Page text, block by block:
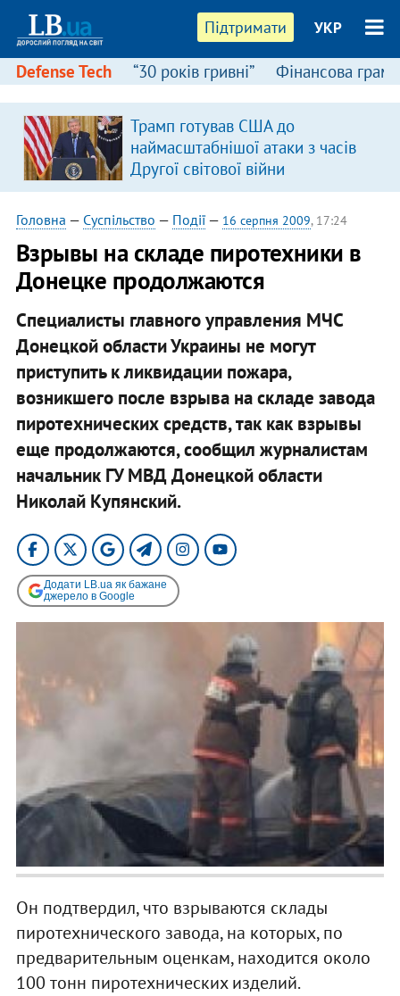
Підтримати УКР
Defense Tech “30 років гривні” Фінансова
Трамп готував США до
наймасштабнішої атаки з часів
Другої світової війни
Головна — Суспільство — Події— 16 серпня 2009, 17:24
Взрывы на складе пиротехники в
Донецке продолжаются
Специалисты главного управления МЧС
Донецкой области Украины не могут
приступить к ликвидации пожара,
возникшего после взрыва на складе завода
пиротехнических средств, так как взрывы
еще продолжаются, сообщил журналистам
начальник ГУ МВД Донецкой области
Николай Купянский.
Додати LB.ua як бажане
джерело в Google
Он подтвердил, что взрываются склады
пиротехнического завода, на которых, по
предварительным оценкам, находится около
100 тонн пиротехнических изделий.